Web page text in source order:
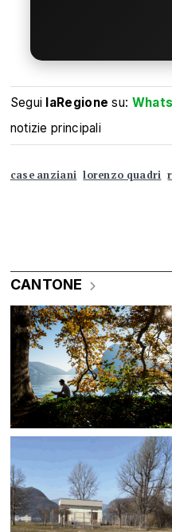
Segui laRegione su:
notizie principali
case anziani lorenzo quadri
CANTONE